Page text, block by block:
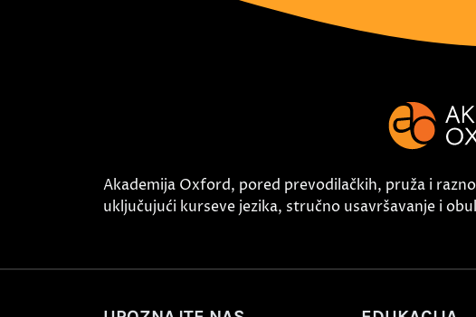
Akademija Oxford, pored prevodilačkih, pruža i
uključujući kurseve jezika, stručno usavršavanje i